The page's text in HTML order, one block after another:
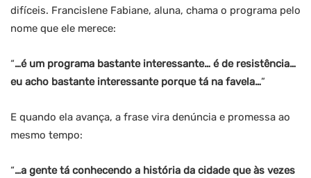
difíceis. Francislene Fabiane, aluna, chama o programa pelo
nome que ele merece:
“…é um programa bastante interessante… é de resistência…
eu acho bastante interessante porque tá na favela…”
E quando ela avança, a frase vira denúncia e promessa ao
mesmo tempo:
“…a gente tá conhecendo a história da cidade que às vezes